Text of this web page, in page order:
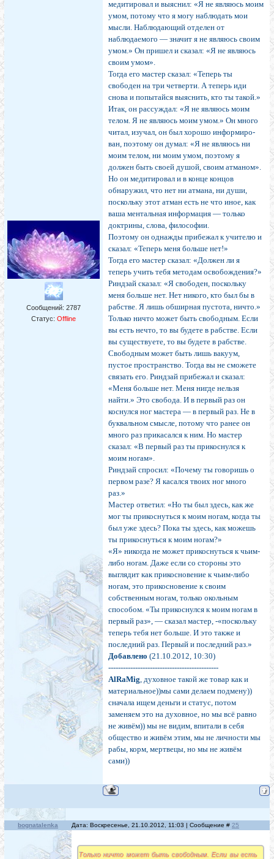
Сообщений: 2787
Статус: Offline
медитировал и выяснил: «Я не являюсь моим
умом, потому что я могу наблюдать мои
мысли. Наблюдающий отделен от
наблюдаемого — значит я не являюсь сво­им
умом.» Он пришел и сказал: «Я не являюсь
своим умом».
Тогда его мастер сказал: «Теперь ты
свободен на три четверти. А теперь иди
снова и попытайся выяснить, кто ты такой.»
Итак, он рассуждал: «Я не являюсь моим
телом. Я не являюсь моим умом.» Он много
читал, изучал, он был хорошо информиро­
ван, поэтому он думал: «Я не являюсь ни
моим телом, ни моим умом, поэтому я
должен быть своей душой, своим атманом».
Но он меди­тировал и в конце концов
обнаружил, что нет ни атмана, ни души,
поскольку этот атман есть не что иное, как
ваша ментальная инфор­мация — только
доктрины, слова, философии.
Поэтому он однажды прибежал к учителю и
сказал: «Теперь меня больше нет!»
Тогда его мастер сказал: «Должен ли я
теперь учить тебя методам освобождения?»
Риндзай сказал: «Я свободен, поскольку
меня больше нет. Нет никого, кто был бы в
рабстве. Я лишь обширная пустота, ничто.»
Только ничто может быть свободным. Если
вы есть нечто, то вы будете в рабстве. Если
вы существуете, то вы будете в рабстве.
Свобод­ным может быть лишь вакуум,
пустое пространство. Тогда вы не сможете
связать его. Риндзай прибежал и сказал:
«Меня больше нет. Меня нигде нельзя
найти.» Это свобода. И в первый раз он
коснулся ног мастера — в первый раз. Не в
буквальном смысле, потому что ранее он
много раз прикасался к ним. Но мастер
сказал: «В первый раз ты прикоснулся к
моим ногам».
Риндзай спросил: «Почему ты говоришь о
первом разе? Я касался твоих ног много
раз.»
Мастер ответил: «Но ты был здесь, как же
мог ты прикоснуться к моим ногам, когда ты
был уже здесь? Пока ты здесь, как можешь
ты прикоснуться к моим ногам?»
«Я» никогда не может прикоснуться к чьим-
либо ногам. Даже если со стороны это
выглядит как прикосновение к чьим-либо
ногам, это прикосновение к своим
собственным ногам, только окольным
способом. «Ты прикоснулся к моим ногам в
первый раз», — сказал мастер, -«поскольку
теперь тебя нет больше. И это также и
последний раз. Первый и последний раз.»
Добавлено (21.10.2012, 10:30)
---------------------------------------------
AlRaMig, духовное такой же товар как и
материальное))мы сами делаем подмену))
сначала ищем деньги и статус, потом
заменяем это на духовное, но мы всё равно
не живём)) мы не видим, впитали в себя
общество и живём этим, мы не личности мы
рабы, корм, мертвецы, но мы не живём
сами))
bognatalenka Дата: Воскресенье, 21.10.2012, 11:03 | Сообщение # 25
Только ничто может быть свободным. Если вы есть